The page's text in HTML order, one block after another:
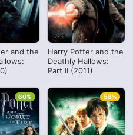
and the
Harry Potter and the
Deathly Hallows:
Part II (2011)
60% 58%